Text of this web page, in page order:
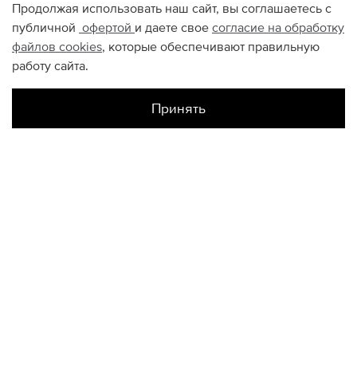
Продолжая использовать наш сайт, вы соглашаетесь с
публичной офертой и даете свое согласие на обработку
файлов cookies, которые обеспечивают правильную
работу сайта.
Принять